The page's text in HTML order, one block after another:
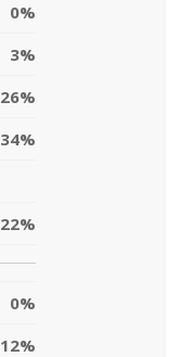
0%
3%
26%
34%
22%
0%
12%